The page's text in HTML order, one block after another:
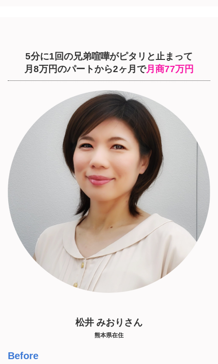
5分に1回の兄弟喧嘩がピタリと止まって
月8万円のパートから2ヶ月で月商77万円
松井 みおりさん
熊本県在住
Before